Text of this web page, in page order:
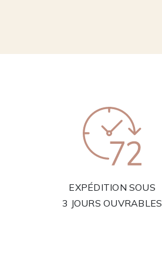
EXPÉDITION SOUS
3 JOURS OUVRABLES